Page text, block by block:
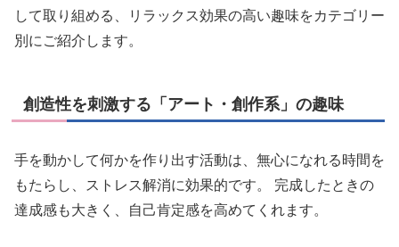
して取り組める、リラックス効果の高い趣味をカテゴリー
別にご紹介します。
創造性を刺激する「アート・創作系」の趣味
手を動かして何かを作り出す活動は、無心になれる時間を
もたらし、ストレス解消に効果的です。 完成したときの
達成感も大きく、自己肯定感を高めてくれます。